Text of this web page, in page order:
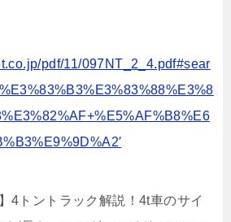
pdf/11/097NT_2_4.pdf#sear
4トントラック解説！4t車のサイ